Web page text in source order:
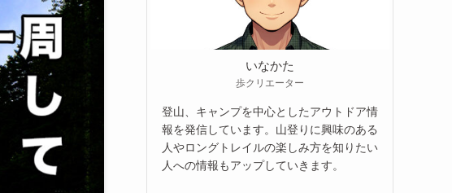
いなかた
歩クリエーター
登山、キャンプを中心としたアウトドア情
報を発信しています。山登りに興味のある
人やロングトレイルの楽しみ方を知りたい
人への情報もアップしていきます。